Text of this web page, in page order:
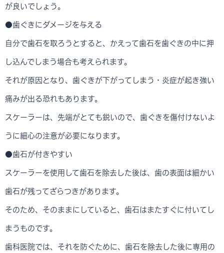
が良いでしょう。
●歯ぐきにダメージを与える
自分で歯石を取ろうとすると、かえって歯石を歯ぐきの中に押
し込んでしまう場合も考えられます。
それが原因となり、歯ぐきが下がってしまう・炎症が起き強い
痛みが出る恐れもあります。
スケーラーは、先端がとても鋭いので、歯ぐきを傷付けないよ
うに細心の注意が必要になります。
●歯石が付きやすい
スケーラーを使用して歯石を除去した後は、歯の表面は細かい
歯石が残ってざらつきがあります。
そのため、そのままにしていると、歯石はまたすぐに付いてし
まうものです。
歯科医院では、それを防ぐために、歯石を除去した後に専用の